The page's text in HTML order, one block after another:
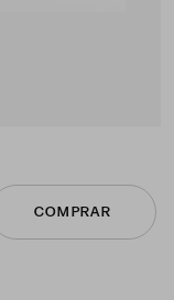
COMPRAR